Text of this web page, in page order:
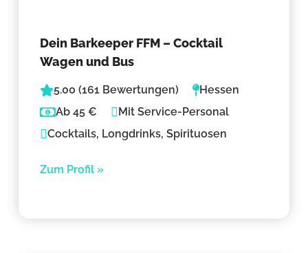
Dein Barkeeper FFM – Cocktail
Wagen und Bus
5.00 (161 Bewertungen)
Hessen
Ab 45 €
Mit Service-Personal
Cocktails, Longdrinks, Spirituosen
Zum Profil »